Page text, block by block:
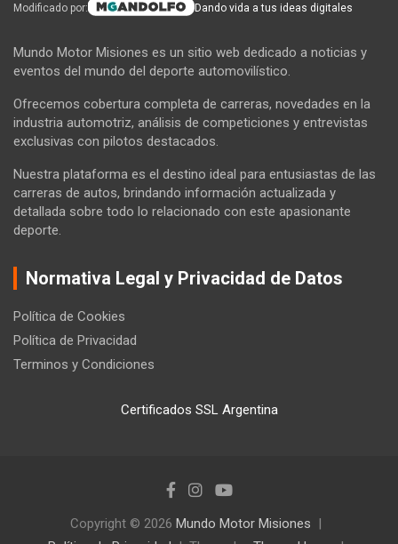
Modificado por: Dando vida a tus ideas digitales
Mundo Motor Misiones es un sitio web dedicado a noticias y
eventos del mundo del deporte automovilístico.
Ofrecemos cobertura completa de carreras, novedades en la
industria automotriz, análisis de competiciones y entrevistas
exclusivas con pilotos destacados.
Nuestra plataforma es el destino ideal para entusiastas de las
carreras de autos, brindando información actualizada y
detallada sobre todo lo relacionado con este apasionante
deporte.
Normativa Legal y Privacidad de Datos
Política de Cookies
Política de Privacidad
Terminos y Condiciones
Certificados SSL Argentina
Copyright © 2026 Mundo Motor Misiones